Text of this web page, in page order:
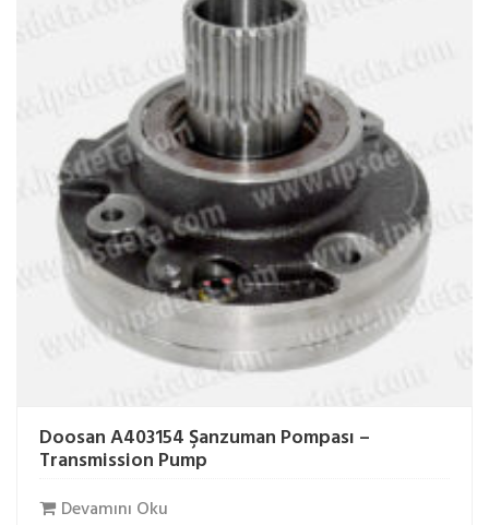
Doosan A403154 Şanzuman Pompası –
Transmission Pump
Devamını Oku